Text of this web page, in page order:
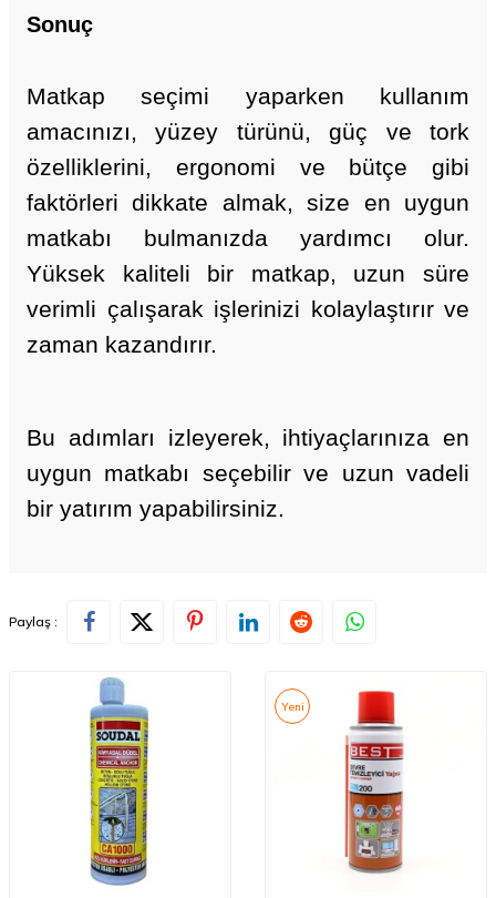
Sonuç
Matkap seçimi yaparken kullanım
amacınızı, yüzey türünü, güç ve tork
özelliklerini, ergonomi ve bütçe gibi
faktörleri dikkate almak, size en uygun
matkabı bulmanızda yardımcı olur.
Yüksek kaliteli bir matkap, uzun süre
verimli çalışarak işlerinizi kolaylaştırır ve
zaman kazandırır.
Bu adımları izleyerek, ihtiyaçlarınıza en
uygun matkabı seçebilir ve uzun vadeli
bir yatırım yapabilirsiniz.
Paylaş :
Yeni